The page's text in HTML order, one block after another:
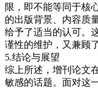
限，即不能等同于核
的出版背景、内容质
给予了适当的认可。
谨性的维护，又兼顾
5.结论与展望
综上所述，增刊论文
敏感的话题。面对这